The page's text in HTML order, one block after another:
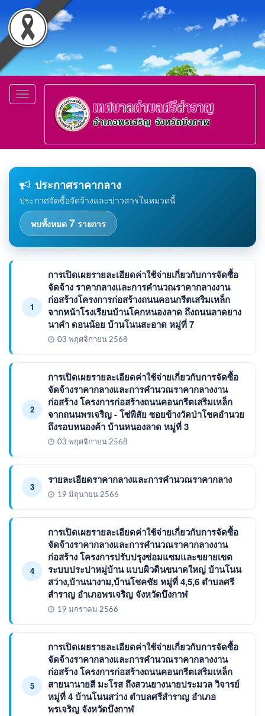
Toggle
navigation
ประกาศราคากลาง
ประกาศจัดซื้อจัดจ้างและข่าวสารในหมวดนี้
พบทั้งหมด 7 รายการ
1
การเปิดเผยรายละเอียดค่าใช้จ่ายเกี่ยวกับการจัดซื้อ
จัดจ้าง ราคากลางและการคำนวณราคากลางงาน
ก่อสร้างโครงการก่อสร้างถนนคอนกรีตเสริมเหล็ก
จากหน้าโรงเรียนบ้านโคกหนองลาด ถึงถนนลาดยาง
นาคำ ดอนน้อย บ้านโนนสะอาด หมู่ที่ 7
03 พฤศจิกายน 2568
2
การเปิดเผยรายละเอียดค่าใช้จ่ายเกี่ยวกับการจัดซื้อ
จัดจ้างราคากลางและการคำนวณราคากลางงาน
ก่อสร้าง โครงการก่อสร้างถนนคอนกรีตเสริมเหล็ก
จากถนนพรเจริญ - โซ่พิสัย ซอยข้างวัดป่าโชคอำนวย
ถึงรอบหนองค้า บ้านหนองลาด หมู่ที่ 3
03 พฤศจิกายน 2568
3
รายละเอียดราคากลางและการคำนวณราคากลาง
19 มิถุนายน 2566
4
การเปิดเผยรายละเอียดค่าใช้จ่ายเกี่ยวกับการจัดซื้อ
จัดจ้างราคากลางและการคำนวณราคากลางงาน
ก่อสร้าง โครงการปรับปรุงซ่อมแซมและขยายเขต
ระบบประปาหมู่บ้าน แบบผิวดินขนาดใหญ่ บ้านโนน
สว่าง,บ้านนางาม,บ้านโชคชัย หมู่ที่ 4,5,6 ตำบลศรี
สำราญ อำเภอพรเจริญ จังหวัดบึงกาฬ
19 มกราคม 2566
5
การเปิดเผยรายละเอียดค่าใช้จ่ายเกี่ยวกับการจัดซื้อ
จัดจ้างราคากลางและการคำนวณราคากลางงาน
ก่อสร้าง โครงการก่อสร้างถนนคอนกรีตเสริมเหล็ก
สายนานายสี มะโรส ถึงสวนยางนายประมวล วิจารย์
หมู่ที่ 4 บ้านโนนสว่าง ตำบลศรีสำราญ อำเภอ
พรเจริญ จังหวัดบึงกาฬ